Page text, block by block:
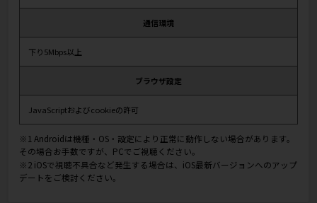
通信環境
下り5Mbps以上
ブラウザ設定
JavaScriptおよびcookieの許可
※1 Androidは機種・OS・設定により正常に動作しない場合があります。
その場合お手数ですが、PCでご視聴ください。
※2 iOSで視聴不具合など発生する場合は、iOS最新バージョンへのアップ
デートをご検討ください。